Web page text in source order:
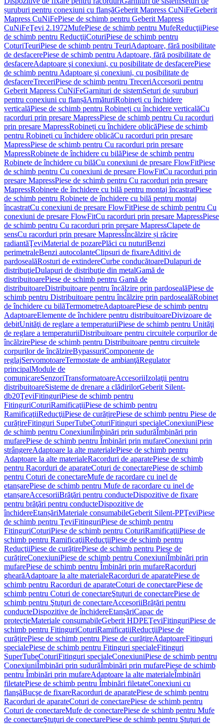
șuruburi pentru conexiuni cu flanșăGeberit Mapress CuNiFeGeberit
Mapress CuNiFePiese de schimb pentru Geberit Mapress
CuNiFeŢevi 2.1972MufePiese de schimb pentru MufeReducţiiPiese
de schimb pentru ReducţiiCoturiPiese de schimb pentru
CoturiTeuriPiese de schimb pentru TeuriAdaptoare, fără posibilitate
de desfacerePiese de schimb pentru Adaptoare, fără posibilitate de
desfacereAdaptoare şi conexiuni, cu posibilitate de desfacerePiese
de schimb pentru Adaptoare şi conexiuni, cu posibilitate de
desfacereTreceriPiese de schimb pentru TreceriAccesorii pentru
Geberit Mapress CuNiFeGarnituri de sistemSeturi de șuruburi
pentru conexiuni cu flanșăArmăturiRobineți cu închidere
verticalăPiese de schimb pentru Robineți cu închidere verticalăCu
racorduri prin presare MapressPiese de schimb pentru Cu racorduri
prin presare MapressRobineți cu închidere oblicăPiese de schimb
pentru Robineți cu închidere oblicăCu racorduri prin presare
MapressPiese de schimb pentru Cu racorduri prin presare
MapressRobinete de închidere cu bilăPiese de schimb pentru
Robinete de închidere cu bilăCu conexiuni de presare FlowFitPiese
de schimb pentru Cu conexiuni de presare FlowFitCu racorduri prin
presare MapressPiese de schimb pentru Cu racorduri prin presare
MapressRobinete de închidere cu bilă pentru montaj încastratPiese
de schimb pentru Robinete de închidere cu bilă pentru montaj
încastratCu conexiuni de presare FlowFitPiese de schimb pentru Cu
conexiuni de presare FlowFitCu racorduri prin presare MapressPiese
de schimb pentru Cu racorduri prin presare MapressClapete de
sensCu racorduri prin presare MapressÎncălzire și răcire
radiantăŢeviMaterial de pozarePlăci cu nuturiBenzi
perimetraleBenzi autocolanteClipsuri de fixareAditivi de
pardosealăRosturi de extindereCurbe conducătoareDulapuri de
distribuţieDulapuri de distribuţie din metalGamă de
distribuitoarePiese de schimb pentru Gamă de
distribuitoareDistribuitoare pentru încălzire prin pardosealăPiese de
schimb pentru Distribuitoare pentru încălzire prin pardosealăRobinet
de închidere cu bilăTermometreAdaptoarePiese de schimb pentru
AdaptoareElemente de închidere pentru distribuitoareDivizoare de
debitUnităţi de reglare a temperaturiiPiese de schimb pentru Unităţi
de reglare a temperaturiiDistribuitoare pentru circuitele corpurilor de
încălzirePiese de schimb pentru Distribuitoare pentru circuitele
corpurilor de încălzireBypassuriComponente de
reglajServomotoareTermostate de ambianţăRegulator
principalModule de
comunicareSenzoriTransformatoareAccesoriiIzolaţii pentru
distribuitoareSisteme de drenare a clădirilorGeberit Silent-
db20ŢeviFitinguriPiese de schimb pentru
FitinguriCoturiRamificaţiiPiese de schimb pentru
RamificaţiiReducţiiPiese de curățirePiese de schimb pentru Piese de
curățireFitinguri SuperTubeCoturiFitinguri specialeConexiuniPiese
de schimb pentru ConexiuniÎmbinări prin sudurăÎmbinări prin
mufarePiese de schimb pentru Îmbinări prin mufareConexiuni prin
strângereAdaptoare la alte materialePiese de schimb pentru
Adaptoare la alte materialeRacorduri de aparatePiese de schimb
pentru Racorduri de aparateCoturi de conectarePiese de schimb
pentru Coturi de conectareMufe de racordare cu inel de
etanșarePiese de schimb pentru Mufe de racordare cu inel de
etanșareAccesoriiBrăţări pentru conducteDispozitive de fixare
pentru brăţări pentru conducteDispozitive de
închidereEtanșăriMateriale consumabileGeberit Silent-PPŢeviPiese
de schimb pentru ŢeviFitinguriPiese de schimb pentru
FitinguriCoturiPiese de schimb pentru CoturiRamificaţiiPiese de
schimb pentru RamificaţiiReducţiiPiese de schimb pentru
ReducţiiPiese de curățirePiese de schimb pentru Piese de
curățireConexiuniPiese de schimb pentru ConexiuniÎmbinări prin
mufarePiese de schimb pentru Îmbinări prin mufareRacorduri
ghearăAdaptoare la alte materialeRacorduri de aparatePiese de
schimb pentru Racorduri de aparateCoturi de conectarePiese de
schimb pentru Coturi de conectareŞtuţuri de conectarePiese de
schimb pentru Ştuţuri de conectareAccesoriiBrățări pentru
conducteDispozitive de închidereEtanșăriCapac de
protecțieMateriale consumabileGeberit HDPEŢeviFitinguriPiese de
schimb pentru FitinguriCoturiRamificaţiiReducţiiPiese de
curățirePiese de schimb pentru Piese de curățireAdaptoareFitinguri
specialePiese de schimb pentru Fitinguri specialeFitinguri
SuperTubeCoturiFitinguri specialeConexiuniPiese de schimb pentru
ConexiuniÎmbinări prin sudurăÎmbinări prin mufarePiese de schimb
pentru Îmbinări prin mufareAdaptoare la alte materialeÎmbinări
filetatePiese de schimb pentru Îmbinări filetateConexiuni cu
flanşăBucşe de fixareRacorduri de aparatePiese de schimb pentru
Racorduri de aparateCoturi de conectarePiese de schimb pentru
Coturi de conectareMufe de conectarePiese de schimb pentru Mufe
de conectareŞtuţuri de conectarePiese de schimb pentru Ştuţuri de